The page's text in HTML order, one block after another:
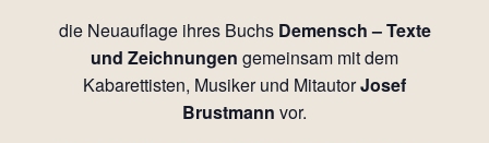
die Neuauflage ihres Buchs Demensch – Texte
und Zeichnungen gemeinsam mit dem
Kabarettisten, Musiker und MitautorJosef
Brustmann vor.